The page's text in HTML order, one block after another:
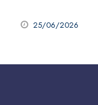
25/06/2026